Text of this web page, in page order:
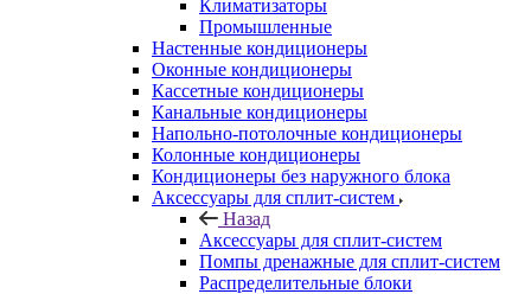
Климатизаторы
Промышленные
Настенные кондиционеры
Оконные кондиционеры
Кассетные кондиционеры
Канальные кондиционеры
Напольно-потолочные кондиционеры
Колонные кондиционеры
Кондиционеры без наружного блока
Аксессуары для сплит-систем
Назад
Аксессуары для сплит-систем
Помпы дренажные для сплит-систем
Распределительные блоки